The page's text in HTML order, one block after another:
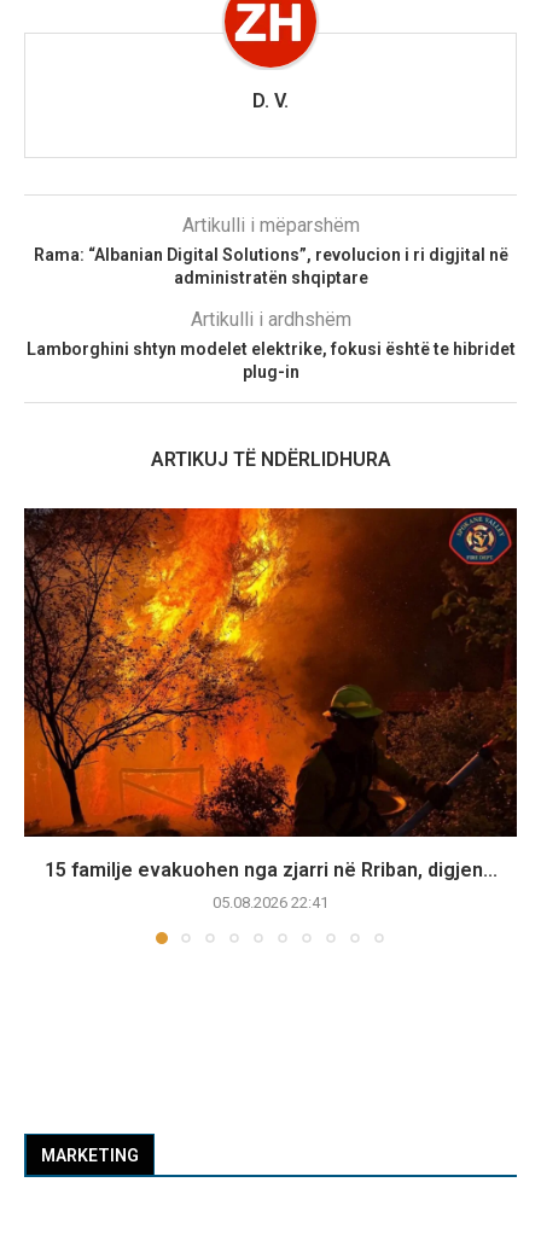
D. V.
Artikulli i mëparshëm
Rama: “Albanian Digital Solutions”, revolucion i ri digjital në
administratën shqiptare
Artikulli i ardhshëm
Lamborghini shtyn modelet elektrike, fokusi është te hibridet
plug-in
ARTIKUJ TË NDËRLIDHURA
15 familje evakuohen nga zjarri në Rriban, digjen...
05.08.2026 22:41
MARKETING